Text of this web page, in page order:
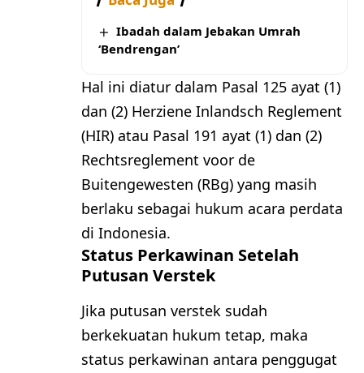
Ibadah dalam Jebakan Umrah
‘Bendrengan’
Hal ini diatur dalam Pasal 125 ayat (1)
dan (2) Herziene Inlandsch Reglement
(HIR) atau Pasal 191 ayat (1) dan (2)
Rechtsreglement voor de
Buitengewesten (RBg) yang masih
berlaku sebagai hukum acara perdata
di Indonesia.
Status Perkawinan Setelah
Putusan Verstek
Jika putusan verstek sudah
berkekuatan hukum tetap, maka
status perkawinan antara penggugat